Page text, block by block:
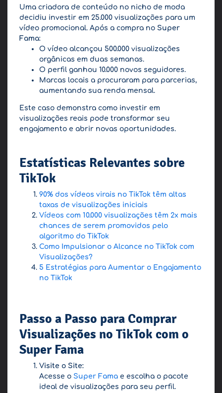
Uma criadora de conteúdo no nicho de moda
decidiu investir em 25.000 visualizações para um
vídeo promocional. Após a compra no Super
Fama:
O vídeo alcançou 500.000 visualizações
orgânicas em duas semanas.
O perfil ganhou 10.000 novos seguidores.
Marcas locais a procuraram para parcerias,
aumentando sua renda mensal.
Este caso demonstra como investir em
visualizações reais pode transformar seu
engajamento e abrir novas oportunidades.
Estatísticas Relevantes sobre
TikTok
90% dos vídeos virais no TikTok têm altas
taxas de visualizações iniciais
Vídeos com 10.000 visualizações têm 2x mais
chances de serem promovidos pelo
algoritmo do TikTok
Como Impulsionar o Alcance no TikTok com
Visualizações?
5 Estratégias para Aumentar o Engajamento
no TikTok
Passo a Passo para Comprar
Visualizações no TikTok com o
Super Fama
Visite o Site:
Acesse o Super Fama e escolha o pacote
ideal de visualizações para seu perfil.